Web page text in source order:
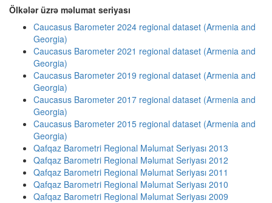
Ölkələr üzrə məlumat seriyası
Caucasus Barometer 2024 regional dataset (Armenia and
Georgia)
Caucasus Barometer 2021 regional dataset (Armenia and
Georgia)
Caucasus Barometer 2019 regional dataset (Armenia and
Georgia)
Caucasus Barometer 2017 regional dataset (Armenia and
Georgia)
Caucasus Barometer 2015 regional dataset (Armenia and
Georgia)
Qafqaz Barometri Regional Məlumat Seriyası 2013
Qafqaz Barometri Regional Məlumat Seriyası 2012
Qafqaz Barometri Regional Məlumat Seriyası 2011
Qafqaz Barometri Regional Məlumat Seriyası 2010
Qafqaz Barometri Regional Məlumat Seriyası 2009